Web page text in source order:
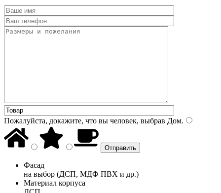
Пожалуйста, докажите, что вы человек, выбрав Дом.
Фасад
на выбор (ДСП, МДФ ПВХ и др.)
Материал корпуса